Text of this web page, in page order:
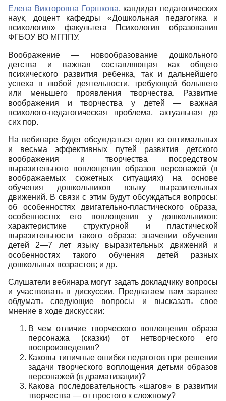
Елена Викторовна Горшкова, кандидат педагогических
наук, доцент кафедры «Дошкольная педагогика и
психология» факультета Психология образования
ФГБОУ ВО МГППУ.
Воображение — новообразование дошкольного
детства и важная составляющая как общего
психического развития ребенка, так и дальнейшего
успеха в любой деятельности, требующей большего
или меньшего проявления творчества. Развитие
воображения и творчества у детей — важная
психолого-педагогическая проблема, актуальная до
сих пор.
На вебинаре будет обсуждаться один из оптимальных
и весьма эффективных путей развития детского
воображения и творчества посредством
выразительного воплощения образов персонажей (в
воображаемых сюжетных ситуациях) на основе
обучения дошкольников языку выразительных
движений. В связи с этим будут обсуждаться вопросы:
об особенностях двигательно-пластического образа,
особенностях его воплощения у дошкольников;
характеристике структурной и пластической
выразительности такого образа; значении обучения
детей 2—7 лет языку выразительных движений и
особенностях такого обучения детей разных
дошкольных возрастов; и др.
Слушатели вебинара могут задать докладчику вопросы
и участвовать в дискуссии. Предлагаем вам заранее
обдумать следующие вопросы и высказать свое
мнение в ходе дискуссии:
В чем отличие творческого воплощения образа
персонажа (сказки) от нетворческого его
воспроизведения?
Каковы типичные ошибки педагогов при решении
задачи творческого воплощения детьми образов
персонажей (в драматизации)?
Какова последовательность «шагов» в развитии
творчества — от простого к сложному?